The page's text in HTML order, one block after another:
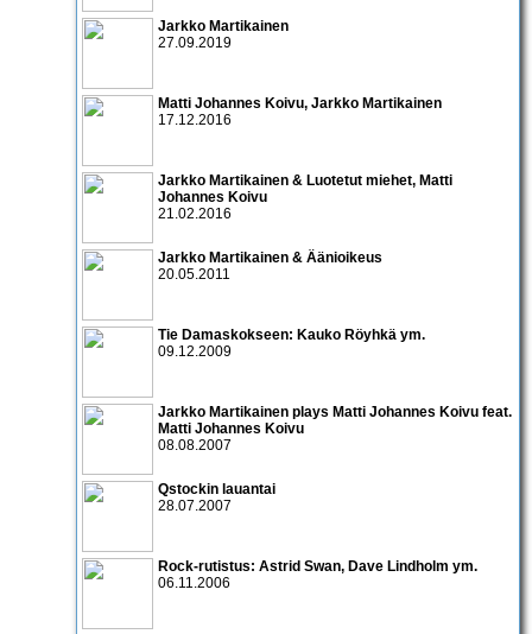
Jarkko Martikainen
27.09.2019
Matti Johannes Koivu, Jarkko Martikainen
17.12.2016
Jarkko Martikainen & Luotetut miehet, Matti
Johannes Koivu
21.02.2016
Jarkko Martikainen & Äänioikeus
20.05.2011
Tie Damaskokseen: Kauko Röyhkä ym.
09.12.2009
Jarkko Martikainen plays Matti Johannes Koivu feat.
Matti Johannes Koivu
08.08.2007
Qstockin lauantai
28.07.2007
Rock-rutistus: Astrid Swan, Dave Lindholm ym.
06.11.2006